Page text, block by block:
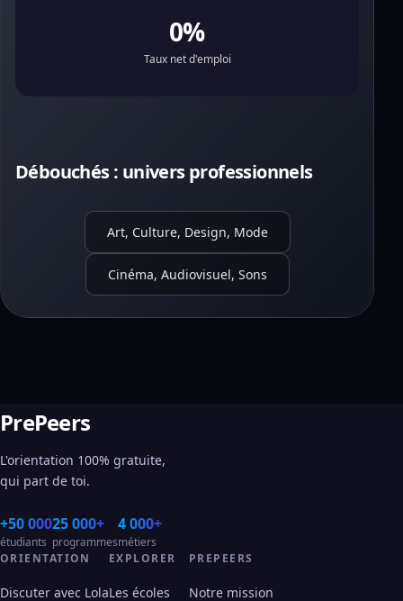
0%
Taux net d'emploi
Débouchés : univers professionnels
Art, Culture, Design, Mode
Cinéma, Audiovisuel, Sons
PrePeers
L'orientation 100% gratuite,
qui part de toi.
+50 000
étudiants
25 000+
programmes
4 000+
métiers
ORIENTATION
Discuter avec Lola
EXPLORER
Les écoles
PREPEERS
Notre mission